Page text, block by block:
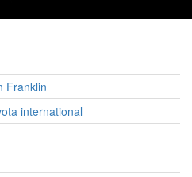
Franklin
international